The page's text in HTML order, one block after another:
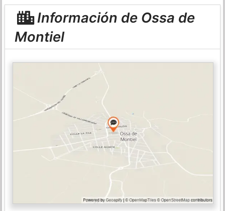
Información de Ossa de
Montiel